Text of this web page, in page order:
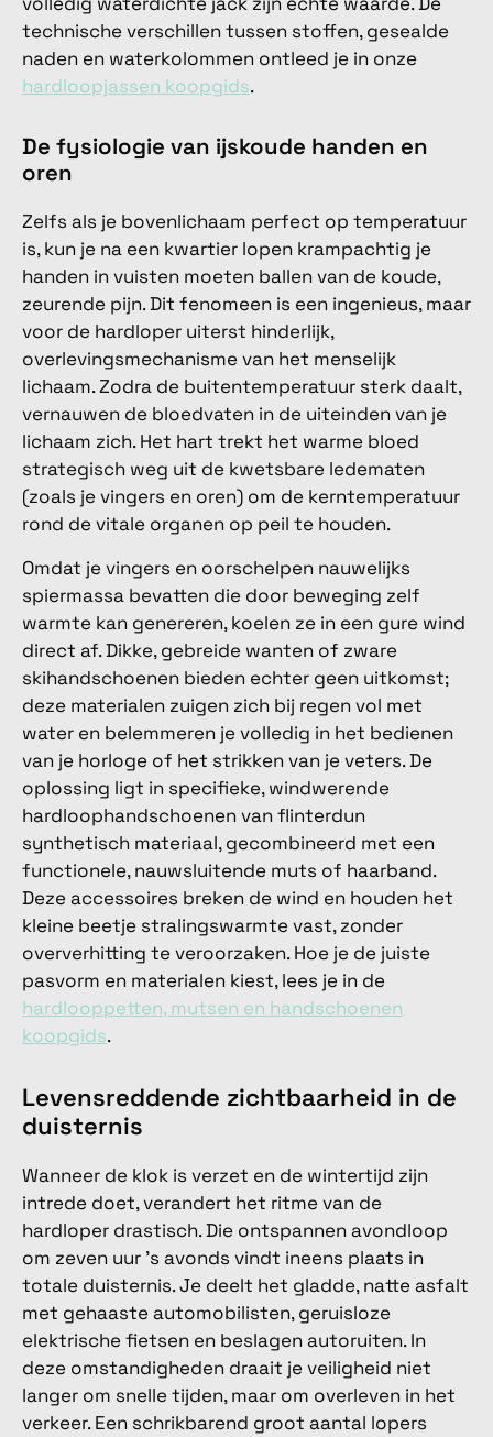
technische verschillen tussen stoffen, gesealde
naden en waterkolommen ontleed je in onze
hardloopjassen koopgids.
De fysiologie van ijskoude handen en
oren
Zelfs als je bovenlichaam perfect op temperatuur
is, kun je na een kwartier lopen krampachtig je
handen in vuisten moeten ballen van de koude,
zeurende pijn. Dit fenomeen is een ingenieus, maar
voor de hardloper uiterst hinderlijk,
overlevingsmechanisme van het menselijk
lichaam. Zodra de buitentemperatuur sterk daalt,
vernauwen de bloedvaten in de uiteinden van je
lichaam zich. Het hart trekt het warme bloed
strategisch weg uit de kwetsbare ledematen
(zoals je vingers en oren) om de kerntemperatuur
rond de vitale organen op peil te houden.
Omdat je vingers en oorschelpen nauwelijks
spiermassa bevatten die door beweging zelf
warmte kan genereren, koelen ze in een gure wind
direct af. Dikke, gebreide wanten of zware
skihandschoenen bieden echter geen uitkomst;
deze materialen zuigen zich bij regen vol met
water en belemmeren je volledig in het bedienen
van je horloge of het strikken van je veters. De
oplossing ligt in specifieke, windwerende
hardloophandschoenen van flinterdun
synthetisch materiaal, gecombineerd met een
functionele, nauwsluitende muts of haarband.
Deze accessoires breken de wind en houden het
kleine beetje stralingswarmte vast, zonder
oververhitting te veroorzaken. Hoe je de juiste
pasvorm en materialen kiest, lees je in de
hardlooppetten, mutsen en handschoenen
koopgids.
Levensreddende zichtbaarheid in de
duisternis
Wanneer de klok is verzet en de wintertijd zijn
intrede doet, verandert het ritme van de
hardloper drastisch. Die ontspannen avondloop
om zeven uur 's avonds vindt ineens plaats in
totale duisternis. Je deelt het gladde, natte asfalt
met gehaaste automobilisten, geruisloze
elektrische fietsen en beslagen autoruiten. In
deze omstandigheden draait je veiligheid niet
langer om snelle tijden, maar om overleven in het
verkeer. Een schrikbarend groot aantal lopers